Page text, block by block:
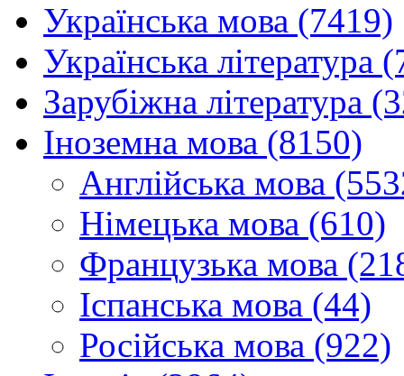
Українська мова (7419)
Українська література
Зарубіжна література
Іноземна мова (8150)
Англійська мова
Німецька мова (610)
Французька мова
Іспанська мова (44)
Російська мова (922)